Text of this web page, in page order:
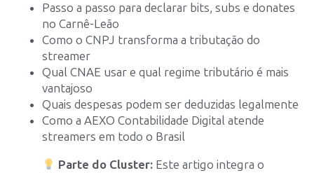
Passo a passo para declarar bits, subs e donates
no Carnê-Leão
Como o CNPJ transforma a tributação do
streamer
Qual CNAE usar e qual regime tributário é mais
vantajoso
Quais despesas podem ser deduzidas legalmente
Como a AEXO Contabilidade Digital atende
streamers em todo o Brasil
Parte do Cluster: Este artigo integra o